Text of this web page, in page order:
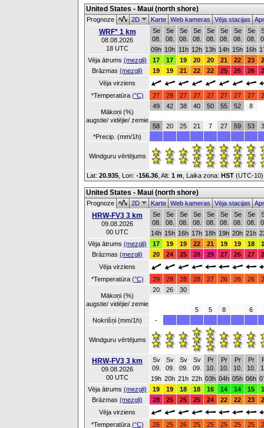
United States - Maui (north shore)
Prognoze 2D KarteWeb kamerasVēja stacijas
WRF* 1 km
08.08.2026
18 UTC
Se
08.
Se
08.
Se
08.
Se
08.
Se
08.
Se
08.
Se
08.
Se
08.
09h 10h 11h 12h 13h 14h 15h 16h
Vēja ātrums (mezgli) 17 17 19 20 20 21 22 23
Brāzmas (mezgli) 19 19 21 22 22 25 26 26
Vēja virziens
*Temperatūra (°C) 27 28 27 27 27 27 27 27
Mākoņi (%)
augstie/ vidējie/ zemie
49
58
42
20
38
25
40
21
50
7
55
27
52
59
8
53
*Precip. (mm/1h)
Windguru vērtējums
Lat: 20.935 , Lon: -156.36 Alt: 1 m , Laika zona: HST (UTC-
United States - Maui (north shore)
Prognoze 2D KarteWeb kamerasVēja stacijas
HRW-FV3 3 km
09.08.2026
00 UTC
Se
08.
Se
08.
Se
08.
Se
08.
Se
08.
Se
08.
Se
08.
Se
08.
14h 15h 16h 17h 18h 19h 20h 21h
Vēja ātrums (mezgli) 17 19 19 22 21 19 19 18
Brāzmas (mezgli) 20 24 25 28 29 27 26 27
Vēja virziens
*Temperatūra (°C) 29 28 28 28 27 26 26 26
Mākoņi (%)
augstie/ vidējie/ zemie
20 26 30
5 5 8
6
Nokrišņi (mm/1h)
-
Windguru vērtējums
HRW-FV3 3 km
09.08.2026
00 UTC
Sv
09.
Sv
09.
Sv
09.
Sv
09.
Pr
10.
Pr
10.
Pr
10.
Pr
10.
19h 20h 21h 22h 03h 04h 05h 06h
Vēja ātrums (mezgli) 19 19 18 18 16 14 14 15
Brāzmas (mezgli) 28 25 25 25 24 22 22 23
Vēja virziens
*Temperatūra (°C) 26 25 26 25 25 25 25 25